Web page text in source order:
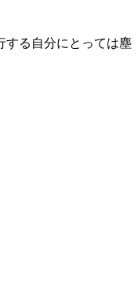
する自分にとっては塵